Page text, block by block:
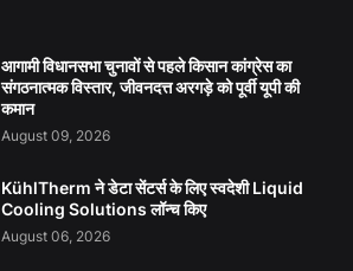
आगामी विधानसभा चुनावों से पहले किसान कांग्रेस का
संगठनात्मक विस्तार, जीवनदत्त अरगड़े को पूर्वी यूपी की
कमान
August 09, 2026
KühlTherm ने डेटा सेंटर्स के लिए स्वदेशी Liquid
Cooling Solutions लॉन्च किए
August 06, 2026